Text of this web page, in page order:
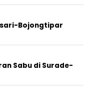
Bojongtipar
Sabu di Surade-